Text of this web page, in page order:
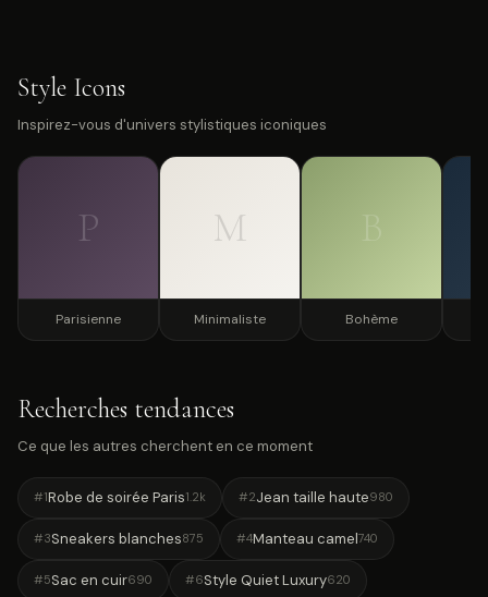
Style Icons
Inspirez-vous d'univers stylistiques iconiques
P
Parisienne
M
Minimaliste
B
Bohème
Recherches tendances
Ce que les autres cherchent en ce moment
#1Robe de soirée Paris1.2k #2Jean taille haute980
#3Sneakers blanches875 #4Manteau camel740
#5Sac en cuir690 #6Style Quiet Luxury620